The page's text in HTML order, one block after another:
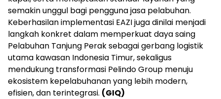
semakin unggul bagi pengguna jasa pelabuhan.
Keberhasilan implementasi EAZI juga dinilai menjadi
langkah konkret dalam memperkuat daya saing
Pelabuhan Tanjung Perak sebagai gerbang logistik
utama kawasan Indonesia Timur, sekaligus
mendukung transformasi Pelindo Group menuju
ekosistem kepelabuhanan yang lebih modern,
efisien, dan terintegrasi. (GIQ)